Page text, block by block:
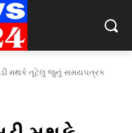
મથકે તૂટેલુ જુનું સમયપત્રક